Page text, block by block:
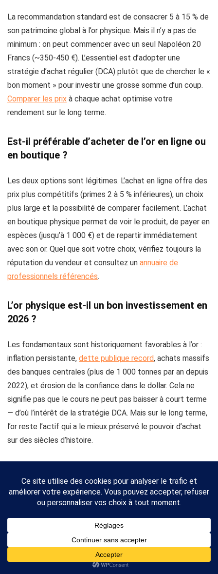
La recommandation standard est de consacrer 5 à 15 % de
son patrimoine global à l’or physique. Mais il n’y a pas de
minimum : on peut commencer avec un seul Napoléon 20
Francs (~350-450 €). L’essentiel est d’adopter une
stratégie d’achat régulier (DCA) plutôt que de chercher le «
bon moment » pour investir une grosse somme d’un coup.
Comparer les prix à chaque achat optimise votre
rendement sur le long terme.
Est-il préférable d’acheter de l’or en ligne ou
en boutique ?
Les deux options sont légitimes. L’achat en ligne offre des
prix plus compétitifs (primes 2 à 5 % inférieures), un choix
plus large et la possibilité de comparer facilement. L’achat
en boutique physique permet de voir le produit, de payer en
espèces (jusqu’à 1 000 €) et de repartir immédiatement
avec son or. Quel que soit votre choix, vérifiez toujours la
réputation du vendeur et consultez un annuaire de
professionnels référencés.
L’or physique est-il un bon investissement en
2026 ?
Les fondamentaux sont historiquement favorables à l’or :
inflation persistante, dette publique record, achats massifs
des banques centrales (plus de 1 000 tonnes par an depuis
2022), et érosion de la confiance dans le dollar. Cela ne
signifie pas que le cours ne peut pas baisser à court terme
— d’où l’intérêt de la stratégie DCA. Mais sur le long terme,
l’or reste l’actif qui a le mieux préservé le pouvoir d’achat
sur des siècles d’histoire.
Vous pouvez revendre votre or chez n’importe quel
négociant professionnel — en boutique physique ou en
ligne. Les pièces boursables (Napoléon, Krugerrand, Maple
Leaf) et les lingots certifiés LBMA se revendent
facilement, souvent en 24-48h. Le vendeur vous proposera
un prix basé sur lecours spot du jourmoins un spread (1-3